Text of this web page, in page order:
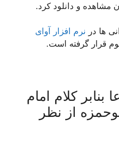
مشاهده و دانلود کرد.
ها در نرم افزار آوای
قرار گرفته است.
کلام امام
از نظر